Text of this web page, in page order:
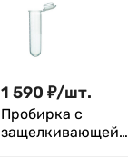
хлопковым
стерильная, инд.
1 590 ₽/шт.
Пробирка с
защелкивающейс